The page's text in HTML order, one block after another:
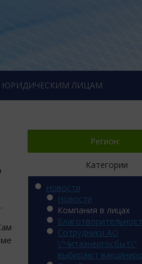
ЮРИДИЧЕСКИМ ЛИЦАМ
Регион:
Категории
Новости
Новости
Компания в лицах
Сотрудники АО
\"Читаэнергосбыт\"
выбирают